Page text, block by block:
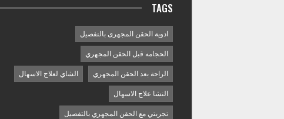
TAGS
ادوية الحقن المجهرى بالتفصيل
الحجامه قبل الحقن المجهري
الراحة بعد الحقن المجهري الشاي لعلاج الاسهال
النشا علاج الاسهال
تجربتي مع الحقن المجهري بالتفصيل